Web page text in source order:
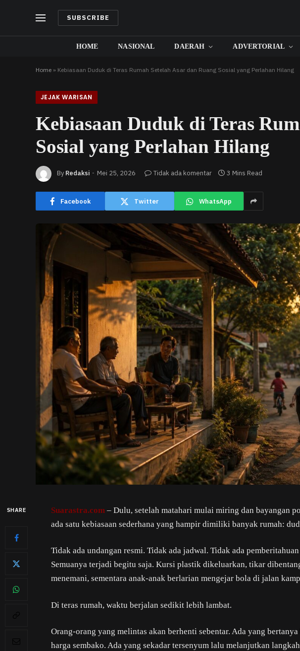
SUBSCRIBE
HOME NASIONAL DAERAH ADVERTORIAL
Home » Kebiasaan Duduk di Teras Rumah Setelah Asar dan Ruang Sosial yang Perlahan Hilang
JEJAK WARISAN
Kebiasaan Duduk di Teras
Sosial yang Perlahan Hilang
By Redaksi Mei 25, 2026 Tidak ada komentar 3 Mins Read
Facebook Twitter WhatsApp
SHARE Suarastra.com – Dulu, setelah matahari mulai miring dan bayangan
ada satu kebiasaan sederhana yang hampir dimiliki banyak rumah:
Tidak ada undangan resmi. Tidak ada jadwal. Tidak ada
Semuanya terjadi begitu saja. Kursi plastik dikeluarkan, tikar
menemani, sementara anak-anak berlarian mengejar bola di jalan
Di teras rumah, waktu berjalan sedikit lebih lambat.
Orang-orang yang melintas akan berhenti sebentar. Ada yang
harga sembako. Ada yang sekadar tersenyum lalu melanjutkan